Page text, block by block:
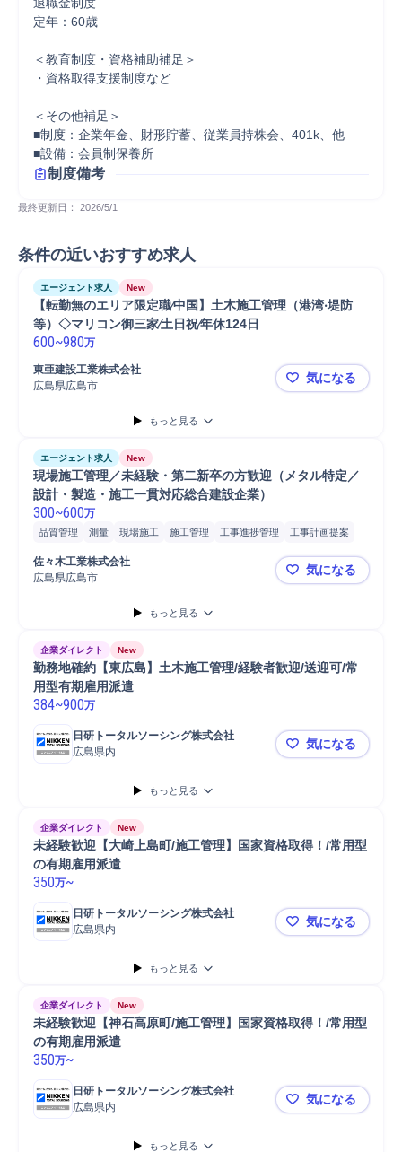
定年：60歳
＜教育制度・資格補助補足＞
・資格取得支援制度など
＜その他補足＞
■制度：企業年金、財形貯蓄、従業員持株会、401k、他
■設備：会員制保養所
制度備考
最終更新日： 2026/5/1
条件の近いおすすめ求人
エージェント求人 New
【転勤無のエリア限定職∕中国】⼟⽊施⼯管理（港湾‧堤防
等）◇マリコン御三家∕⼟⽇祝∕年休124⽇
600~980万
東亜建設⼯業株式会社
広島県広島市
【転勤無の
気になる
もっと見る
エージェント求人 New
現場施工管理／未経験・第二新卒の方歓迎（メタル特定／
設計・製造・施工一貫対応総合建設企業）
300~600万
品質管理 測量 現場施工 施工管理 工事進捗管理
工事計画提案
工事計画作成
工事計画管理
佐々木工業株式会社
広島県広島市
現場施工管
気になる
もっと見る
企業ダイレクト New
勤務地確約【東広島】土木施工管理/経験者歓迎/送迎可/常
用型有期雇用派遣
384~900万
日研トータルソーシング株式会社
広島県内
勤務地確約
気になる
もっと見る
企業ダイレクト New
未経験歓迎【大崎上島町/施工管理】国家資格取得！/常用型
の有期雇用派遣
350万~
日研トータルソーシング株式会社
広島県内
未経験歓迎
気になる
もっと見る
企業ダイレクト New
未経験歓迎【神石高原町/施工管理】国家資格取得！/常用型
の有期雇用派遣
350万~
日研トータルソーシング株式会社
広島県内
未経験歓迎
気になる
もっと見る